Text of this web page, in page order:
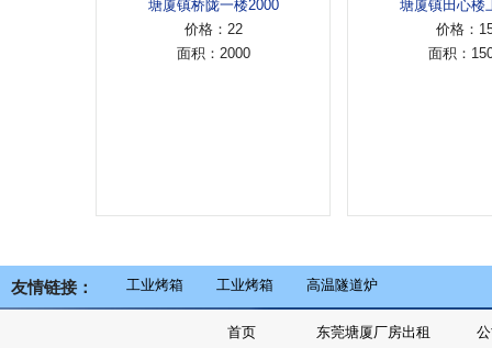
塘厦镇桥陇一楼2000
价格：22
面积：2000
塘厦镇田心楼上
价格：15
面积：1500
友情链接： 工业烤箱 工业烤箱 高温隧道炉
首页 东莞塘厦厂房出租